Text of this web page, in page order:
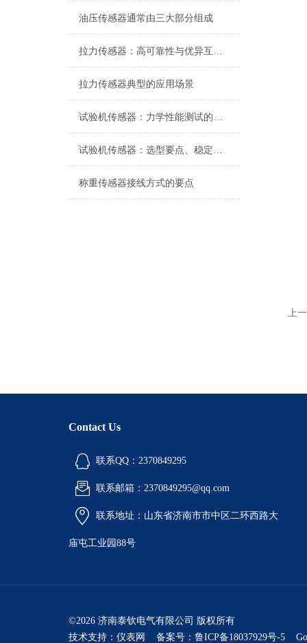
油压传感器通常由三大部分组成
拉力传感器：高可靠性与优异互换性的技术解析
拉力传感器典型的应用场景
试验机传感器：力学性能测试的核心组件解析
试验机传感器：选型要点、稳定性及分类详解
称重传感器接线方式的要点
上
Contact Us
联系QQ：2370849295
联系邮箱：2370849295@qq.com
联系地址：山东省济南市市中区二环西路大
庙屯工业园88号
©2026 济南泰钦电气有限公司 版权所有
技术支持： 仪表网 备案号：鲁ICP备18037929号-5